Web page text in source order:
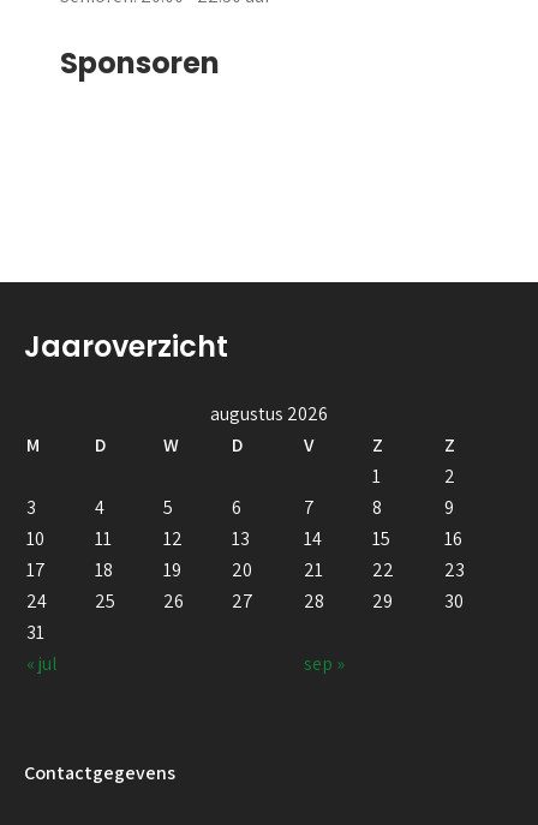
Sponsoren
Jaaroverzicht
augustus 2026
M
D W D V Z
Z
1
2
3
4 5 6 7 8
9
10
11 12 13 14 15
16
17
18 19 20 21 22
23
24
25 26 27 28 29
30
31
« jul
sep »
Contactgegevens